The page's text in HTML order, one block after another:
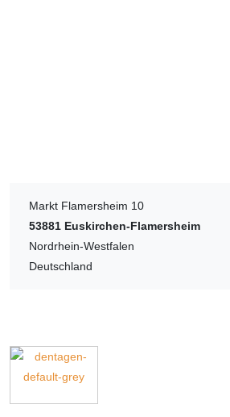
Markt Flamersheim 10
53881 Euskirchen-Flamersheim
Nordrhein-Westfalen
Deutschland